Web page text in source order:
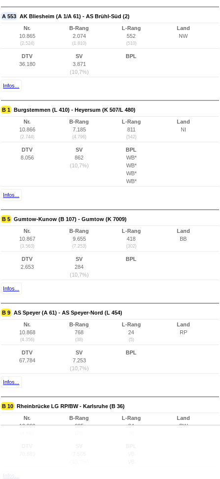
A 553 AK Bliesheim (A 1/A 61) - AS Brühl-Süd (2)
Nr.
10.865
(2.524)
B-Rang
2.074
(1.810)
L-Rang
552
(510)
Land
NW
DTV
36.180
SV
3.871
(10,7%)
BPL
Infos...
B 1 Burgstemmen (L 410) - Heyersum (K 507/L 480)
Nr.
10.866
(2.744)
B-Rang
7.185
(4.796)
L-Rang
811
(542)
Land
NI
DTV
8.056
SV
862
(10,7%)
BPL
WB*
WB*
WB*
WB*
Infos...
B 5 Gumtow-Kunow (B 107) - Gumtow (K 7009)
Nr.
10.867
(3.563)
B-Rang
9.655
(7.253)
L-Rang
418
(302)
Land
BB
DTV
2.653
SV
284
(10,7%)
BPL
Infos...
B 9 AS Speyer (A 61) - AS Speyer-Nord (L 454)
Nr.
10.868
(4.356)
B-Rang
768
(38)
L-Rang
24
(5)
Land
RP
DTV
67.784
SV
7.253
(10,7%)
BPL
Infos...
B 10 Rheinbrücke LG RP/BW - Karlsruhe (B 36)
Nr.
10.869
B-Rang
685
L-Rang
84
Land
BW
Infos...